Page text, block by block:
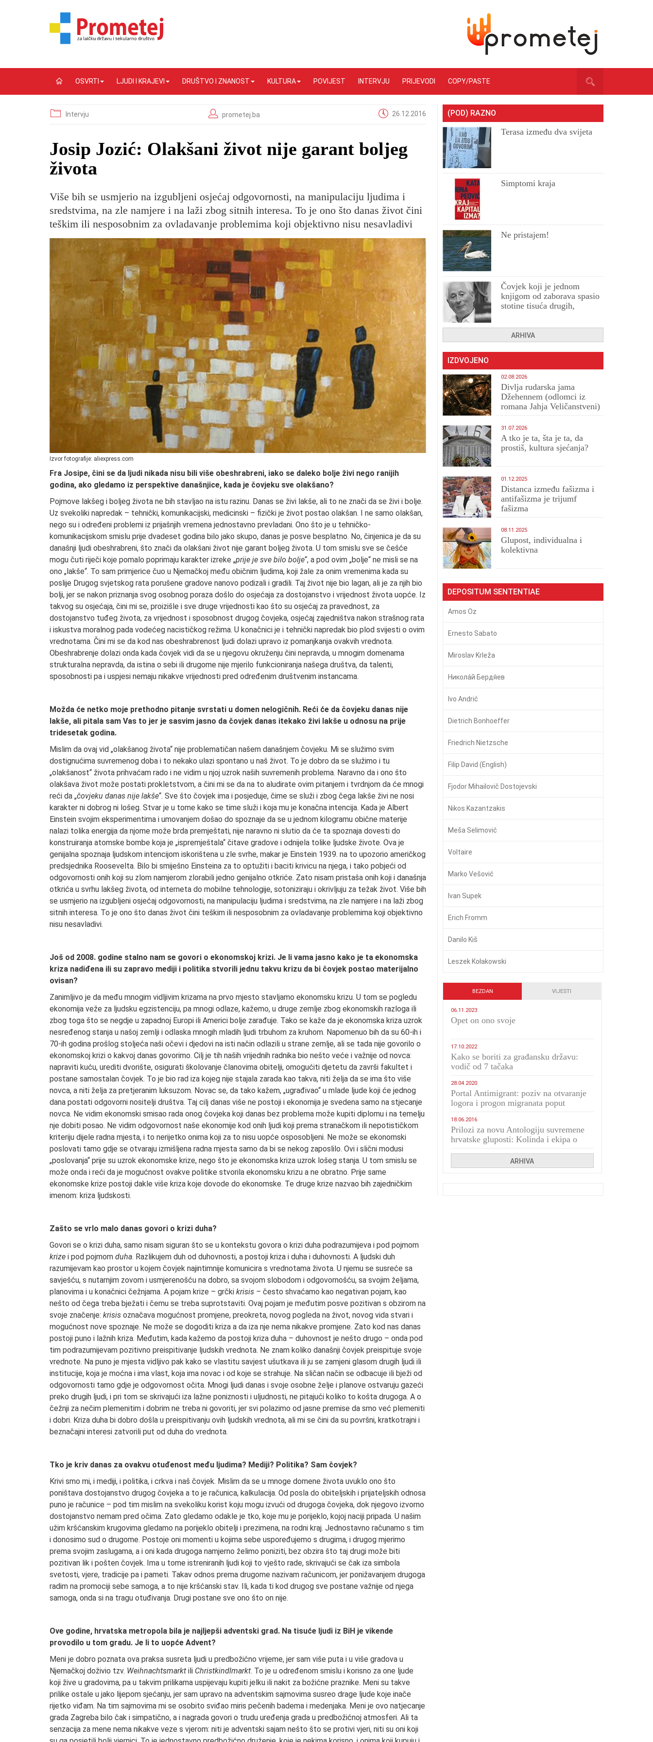
OSVRTI LJUDI I KRAJEVI DRUŠTVO I ZNANOST KULTURA POVIJEST INTERVJU PRIJEVODI COPY/PASTE
Intervju prometej.ba 26.12.2016
Josip Jozić: Olakšani život nije garant boljeg
života
Više bih se usmjerio na izgubljeni osjećaj odgovornosti, na manipulaciju ljudima i
sredstvima, na zle namjere i na laži zbog sitnih interesa. To je ono što danas život čini
teškim ili nesposobnim za ovladavanje problemima koji objektivno nisu nesavladivi
Izvor fotografije: aliexpress.com
Fra Josipe, čini se da ljudi nikada nisu bili više obeshrabreni, iako se daleko bolje živi nego ranijih
godina, ako gledamo iz perspektive današnjice, kada je čovjeku sve olakšano?
Pojmove lakšeg i boljeg života ne bih stavljao na istu razinu. Danas se živi lakše, ali to ne znači da se živi i bolje.
Uz svekoliki napredak – tehnički, komunikacijski, medicinski – fizički je život postao olakšan. I ne samo olakšan,
nego su i određeni problemi iz prijašnjih vremena jednostavno prevladani. Ono što je u tehničko-
komunikacijskom smislu prije dvadeset godina bilo jako skupo, danas je posve besplatno. No, činjenica je da su
današnji ljudi obeshrabreni, što znači da olakšani život nije garant boljeg života. U tom smislu sve se češće
mogu čuti riječi koje pomalo poprimaju karakter izreke „prije je sve bilo bolje“, a pod ovim „bolje“ ne misli se na
ono „lakše“. To sam primjerice čuo u Njemačkoj među običnim ljudima, koji žale za onim vremenima kada su
poslije Drugog svjetskog rata porušene gradove nanovo podizali i gradili. Taj život nije bio lagan, ali je za njih bio
bolji, jer se nakon priznanja svog osobnog poraza došlo do osjećaja za dostojanstvo i vrijednost života uopće. Iz
takvog su osjećaja, čini mi se, proizišle i sve druge vrijednosti kao što su osjećaj za pravednost, za
dostojanstvo tuđeg života, za vrijednost i sposobnost drugog čovjeka, osjećaj zajedništva nakon strašnog rata
i iskustva moralnog pada vodećeg nacističkog režima. U konačnici je i tehnički napredak bio plod svijesti o ovim
vrednotama. Čini mi se da kod nas obeshrabrenost ljudi dolazi upravo iz pomanjkanja ovakvih vrednota.
Obeshrabrenje dolazi onda kada čovjek vidi da se u njegovu okruženju čini nepravda, u mnogim domenama
strukturalna nepravda, da istina o sebi ili drugome nije mjerilo funkcioniranja našega društva, da talenti,
sposobnosti pa i uspjesi nemaju nikakve vrijednosti pred određenim društvenim instancama.
Možda će netko moje prethodno pitanje svrstati u domen nelogičnih. Reći će da čovjeku danas nije
lakše, ali pitala sam Vas to jer je sasvim jasno da čovjek danas itekako živi lakše u odnosu na prije
tridesetak godina.
Mislim da ovaj vid „olakšanog života“ nije problematičan našem današnjem čovjeku. Mi se služimo svim
dostignućima suvremenog doba i to nekako ulazi spontano u naš život. To je dobro da se služimo i tu
„olakšanost“ života prihvaćam rado i ne vidim u njoj uzrok naših suvremenih problema. Naravno da i ono što
olakšava život može postati prokletstvom, a čini mi se da na to aludirate ovim pitanjem i tvrdnjom da će mnogi
reći da „čovjeku danas nije lakše“. Sve što čovjek ima i posjeduje, čime se služi i zbog čega lakše živi ne nosi
karakter ni dobrog ni lošeg. Stvar je u tome kako se time služi i koja mu je konačna intencija. Kada je Albert
Einstein svojim eksperimentima i umovanjem došao do spoznaje da se u jednom kilogramu obične materije
nalazi tolika energija da njome može brda premještati, nije naravno ni slutio da će ta spoznaja dovesti do
konstruiranja atomske bombe koja je „ispremještala“ čitave gradove i odnijela tolike ljudske živote. Ova je
genijalna spoznaja ljudskom intencijom iskorištena u zle svrhe, makar je Einstein 1939. na to upozorio američkog
predsjednika Roosevelta. Bilo bi smiješno Einsteina za to optužiti i baciti krivicu na njega, i tako pobjeći od
odgovornosti onih koji su zlom namjerom zlorabili jedno genijalno otkriće. Zato nisam pristaša onih koji i današnja
otkrića u svrhu lakšeg života, od interneta do mobilne tehnologije, sotoniziraju i okrivljuju za težak život. Više bih
se usmjerio na izgubljeni osjećaj odgovornosti, na manipulaciju ljudima i sredstvima, na zle namjere i na laži zbog
sitnih interesa. To je ono što danas život čini teškim ili nesposobnim za ovladavanje problemima koji objektivno
nisu nesavladivi.
Još od 2008. godine stalno nam se govori o ekonomskoj krizi. Je li vama jasno kako je ta ekonomska
kriza nadiđena ili su zapravo mediji i politika stvorili jednu takvu krizu da bi čovjek postao materijalno
ovisan?
Zanimljivo je da među mnogim vidljivim krizama na prvo mjesto stavljamo ekonomsku krizu. U tom se pogledu
ekonomija veže za ljudsku egzistenciju, pa mnogi odlaze, kažemo, u druge zemlje zbog ekonomskih razloga ili
zbog toga što se negdje u zapadnoj Europi ili Americi bolje zarađuje. Tako se kaže da je ekonomska kriza uzrok
nesređenog stanja u našoj zemlji i odlaska mnogih mladih ljudi trbuhom za kruhom. Napomenuo bih da su 60-ih i
70-ih godina prošlog stoljeća naši očevi i djedovi na isti način odlazili u strane zemlje, ali se tada nije govorilo o
ekonomskoj krizi o kakvoj danas govorimo. Cilj je tih naših vrijednih radnika bio nešto veće i važnije od novca:
napraviti kuću, urediti dvorište, osigurati školovanje članovima obitelji, omogućiti djetetu da završi fakultet i
postane samostalan čovjek. To je bio rad iza kojeg nije stajala zarada kao takva, niti želja da se ima što više
novca, a niti želja za pretjeranim luksuzom. Novac se, da tako kažem, „ugrađivao“ u mlade ljude koji će jednog
dana postati odgovorni nositelji društva. Taj cilj danas više ne postoji i ekonomija je svedena samo na stjecanje
novca. Ne vidim ekonomski smisao rada onog čovjeka koji danas bez problema može kupiti diplomu i na temelju
nje dobiti posao. Ne vidim odgovornost naše ekonomije kod onih ljudi koji prema stranačkom ili nepotističkom
kriteriju dijele radna mjesta, i to nerijetko onima koji za to nisu uopće osposobljeni. Ne može se ekonomski
poslovati tamo gdje se otvaraju izmišljena radna mjesta samo da bi se nekog zaposlilo. Ovi i slični modusi
„poslovanja“ prije su uzrok ekonomske krize, nego što je ekonomska kriza uzrok lošeg stanja. U tom smislu se
može onda i reći da je mogućnost ovakve politike stvorila ekonomsku krizu a ne obratno. Prije same
ekonomske krize postoji dakle više kriza koje dovode do ekonomske. Te druge krize nazvao bih zajedničkim
imenom: kriza ljudskosti.
Zašto se vrlo malo danas govori o krizi duha?
Govori se o krizi duha, samo nisam siguran što se u kontekstu govora o krizi duha podrazumijeva i pod pojmom
krize i pod pojmom duha. Razlikujem duh od duhovnosti, a postoji kriza i duha i duhovnosti. A ljudski duh
razumijevam kao prostor u kojem čovjek najintimnije komunicira s vrednotama života. U njemu se susreće sa
savješću, s nutarnjim zovom i usmjerenošću na dobro, sa svojom slobodom i odgovornošću, sa svojim željama,
planovima i u konačnici čežnjama. A pojam krize – grčki krisis – često shvaćamo kao negativan pojam, kao
nešto od čega treba bježati i čemu se treba suprotstaviti. Ovaj pojam je međutim posve pozitivan s obzirom na
svoje značenje: krisis označava mogućnost promjene, preokreta, novog pogleda na život, novog vida stvari i
mogućnost nove spoznaje. Ne može se dogoditi kriza a da iza nje nema nikakve promjene. Zato kod nas danas
postoji puno i lažnih kriza. Međutim, kada kažemo da postoji kriza duha – duhovnost je nešto drugo – onda pod
tim podrazumijevam pozitivno preispitivanje ljudskih vrednota. Ne znam koliko današnji čovjek preispituje svoje
vrednote. Na puno je mjesta vidljivo pak kako se vlastitu savjest ušutkava ili ju se zamjeni glasom drugih ljudi ili
institucije, koja je moćna i ima vlast, koja ima novac i od koje se strahuje. Na sličan način se odbacuje ili bježi od
odgovornosti tamo gdje je odgovornost očita. Mnogi ljudi danas i svoje osobne želje i planove ostvaruju gazeći
preko drugih ljudi, i pri tom se skrivajući iza lažne poniznosti i uljudnosti, ne pitajući koliko to košta drugoga. A o
čežnji za nečim plemenitim i dobrim ne treba ni govoriti, jer svi polazimo od jasne premise da smo već plemeniti
i dobri. Kriza duha bi dobro došla u preispitivanju ovih ljudskih vrednota, ali mi se čini da su površni, kratkotrajni i
beznačajni interesi zatvorili put od duha do vrednota.
Tko je kriv danas za ovakvu otuđenost među ljudima? Mediji? Politika? Sam čovjek?
Krivi smo mi, i mediji, i politika, i crkva i naš čovjek. Mislim da se u mnoge domene života uvuklo ono što
poništava dostojanstvo drugog čovjeka a to je računica, kalkulacija. Od posla do obiteljskih i prijateljskih odnosa
puno je računice – pod tim mislim na svekoliku korist koju mogu izvući od drugoga čovjeka, dok njegovo izvorno
dostojanstvo nemam pred očima. Zato gledamo odakle je tko, koje mu je porijeklo, kojoj naciji pripada. U našim
užim kršćanskim krugovima gledamo na porijeklo obitelji i prezimena, na rodni kraj. Jednostavno računamo s tim
i donosimo sud o drugome. Postoje oni momenti u kojima sebe uspoređujemo s drugima, i drugog mjerimo
prema svojim zaslugama, a i oni kada drugoga namjerno želimo poniziti, bez obzira što taj drugi može biti
pozitivan lik i pošten čovjek. Ima u tome istreniranih ljudi koji to vješto rade, skrivajući se čak iza simbola
svetosti, vjere, tradicije pa i pameti. Takav odnos prema drugome nazivam računicom, jer ponižavanjem drugoga
radim na promociji sebe samoga, a to nije kršćanski stav. Ili, kada ti kod drugog sve postane važnije od njega
samoga, onda si na tragu otuđivanja. Drugi postane sve ono što on nije.
Ove godine, hrvatska metropola bila je najljepši adventski grad. Na tisuće ljudi iz BiH je vikende
provodilo u tom gradu. Je li to uopće Advent?
Meni je dobro poznata ova praksa susreta ljudi u predbožićno vrijeme, jer sam više puta i u više gradova u
Njemačkoj doživio tzv. Weihnachtsmarkt ili Christkindlmarkt. To je u određenom smislu i korisno za one ljude
koji žive u gradovima, pa u takvim prilikama uspijevaju kupiti jelku ili nakit za božićne praznike. Meni su takve
prilike ostale u jako lijepom sjećanju, jer sam upravo na adventskim sajmovima susreo drage ljude koje inače
rijetko viđam. Na tim sajmovima mi se osobito sviđao miris pečenih badema i medenjaka. Meni je ovo natjecanje
grada Zagreba bilo čak i simpatično, a i nagrada govori o trudu uređenja grada u predbožićnoj atmosferi. Ali ta
senzacija za mene nema nikakve veze s vjerom: niti je adventski sajam nešto što se protivi vjeri, niti su oni koji
(POD) RAZNO
Terasa između dva svijeta
Simptomi kraja
Ne pristajem!
Čovjek koji je jednom
knjigom od zaborava spasio
stotine tisuća drugih,
ARHIVA
IZDVOJENO
02.08.2026
Divlja rudarska jama
Džehennem (odlomci iz
romana Jahja Veličanstveni)
31.07.2026
A tko je ta, šta je ta, da
prostiš, kultura sjećanja?
01.12.2025
Distanca između fašizma i
antifašizma je trijumf
fašizma
08.11.2025
Glupost, individualna i
kolektivna
DEPOSITUM SENTENTIAE
Amos Oz
Ernesto Sabato
Miroslav Krleža
Никола́й Бердя́ев
Ivo Andrić
Dietrich Bonhoeffer
Friedrich Nietzsche
Filip David (English)
Fjodor Mihailovič Dostojevski
Nikos Kazantzakis
Meša Selimović
Voltaire
Marko Vešović
Ivan Supek
Erich Fromm
Danilo Kiš
Leszek Kołakowski
BEZDAN VIJESTI
06.11.2023
​Opet on ono svoje
17.10.2022
Kako se boriti za građansku državu:
vodič od 7 tačaka
28.04.2020
Portal Antimigrant: poziv na otvaranje
logora i progon migranata poput
18.06.2016
Prilozi za novu Antologiju suvremene
hrvatske gluposti: Kolinda i ekipa o
ARHIVA